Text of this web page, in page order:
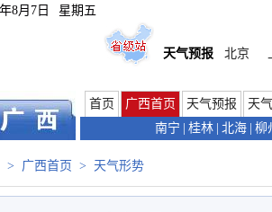
8月7日 星期五
天气预报 北京
首页 广西首页 天气预报
天
南宁
桂林 北海 柳
> 广西首页 > 天气形势